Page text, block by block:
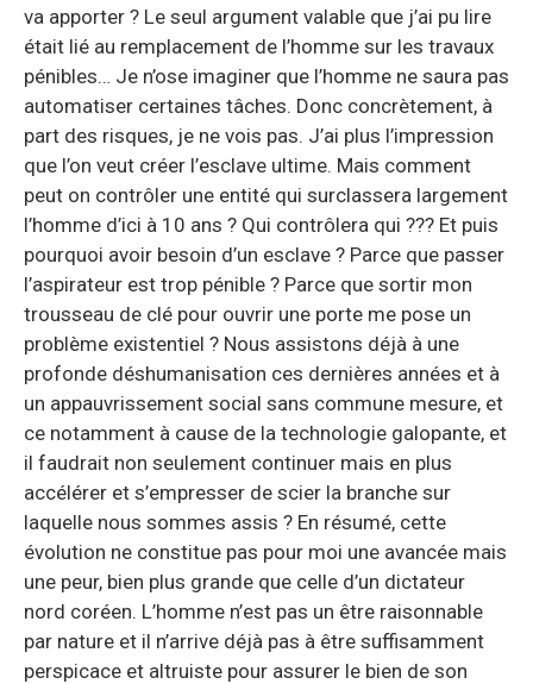
va apporter ? Le seul argument valable que j’ai pu lire
était lié au remplacement de l’homme sur les travaux
pénibles… Je n’ose imaginer que l’homme ne saura pas
automatiser certaines tâches. Donc concrètement, à
part des risques, je ne vois pas. J’ai plus l’impression
que l’on veut créer l’esclave ultime. Mais comment
peut on contrôler une entité qui surclassera largement
l’homme d’ici à 10 ans ? Qui contrôlera qui ??? Et puis
pourquoi avoir besoin d’un esclave ? Parce que passer
l’aspirateur est trop pénible ? Parce que sortir mon
trousseau de clé pour ouvrir une porte me pose un
problème existentiel ? Nous assistons déjà à une
profonde déshumanisation ces dernières années et à
un appauvrissement social sans commune mesure, et
ce notamment à cause de la technologie galopante, et
il faudrait non seulement continuer mais en plus
accélérer et s’empresser de scier la branche sur
laquelle nous sommes assis ? En résumé, cette
évolution ne constitue pas pour moi une avancée mais
une peur, bien plus grande que celle d’un dictateur
nord coréen. L’homme n’est pas un être raisonnable
par nature et il n’arrive déjà pas à être suffisamment
perspicace et altruiste pour assurer le bien de son